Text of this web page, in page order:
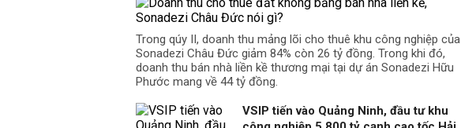
Trong qúy II, doanh thu mảng lõi cho thuê khu công nghiệp của
Sonadezi Châu Đức giảm 84% còn 26 tỷ đồng. Trong khi đó,
doanh thu bán nhà liền kề thương mại tại dự án Sonadezi Hữu
Phước mang về 44 tỷ đồng.
VSIP tiến vào Quảng Ninh, đầu tư khu